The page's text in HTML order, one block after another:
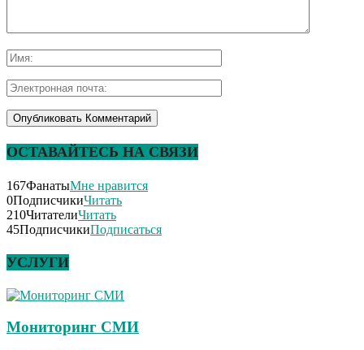
ОСТАВАЙТЕСЬ НА СВЯЗИ
167ФанатыМне нравится
0ПодписчикиЧитать
210ЧитателиЧитать
45ПодписчикиПодписаться
УСЛУГИ
Мониторинг СМИ